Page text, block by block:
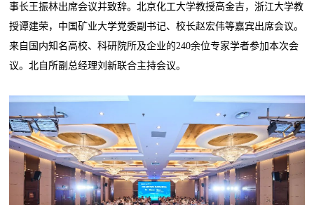
事长王振林出席会议并致辞。北京化工大学教授高金吉，浙江大学教
授谭建荣，中国矿业大学党委副书记、校长赵宏伟等嘉宾出席会议。
来自国内知名高校、科研院所及企业的240余位专家学者参加本次会
议。北自所副总经理刘新联合主持会议。